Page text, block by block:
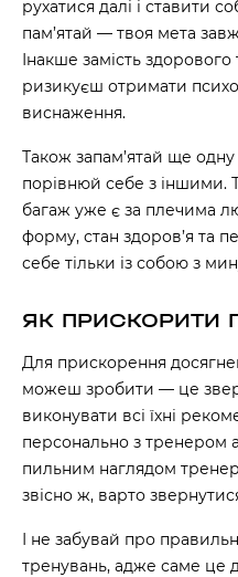
рухатися далі і ставити
пам’ятай — твоя мета
Інакше замість здорового
ризикуєш отримати
виснаження.
Також запам’ятай ще
порівнюй себе з іншими.
багаж уже є за плечима
форму, стан здоров’я та
себе тільки із собою з
ЯК ПРИСКОРИТИ
Для прискорення
можеш зробити — це
виконувати всі їхні
персонально з тренером
пильним наглядом
звісно ж, варто
І не забувай про
тренувань, адже саме це